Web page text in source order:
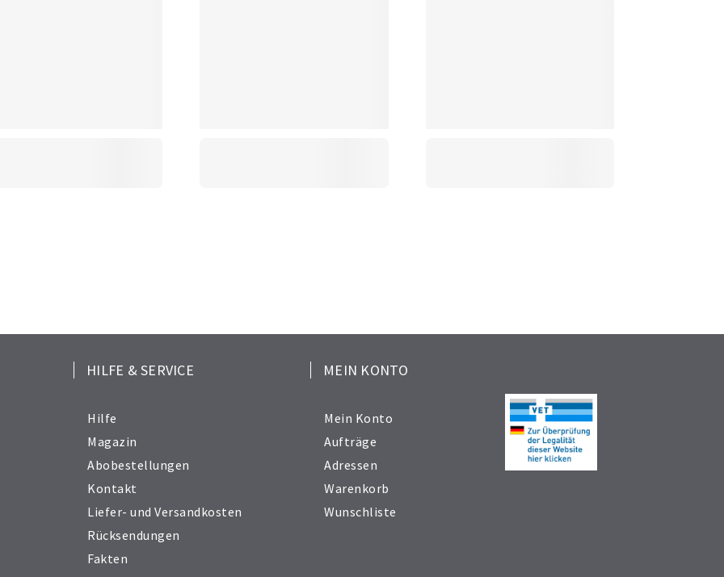
HILFE & SERVICE
Hilfe
Magazin
Abobestellungen
Kontakt
Liefer- und Versandkosten
Rücksendungen
Fakten
MEIN KONTO
Mein Konto
Aufträge
Adressen
Warenkorb
Wunschliste